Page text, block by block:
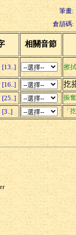
筆畫:
倉頡碼:
相關音節
[13..] 擦拭
[16..] 扢
[25..] 振奮
[3..]
「